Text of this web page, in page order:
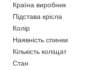
Країна виробник
Підстава крісла
Колір
Наявність спинки
Кількість коліщат
Стан